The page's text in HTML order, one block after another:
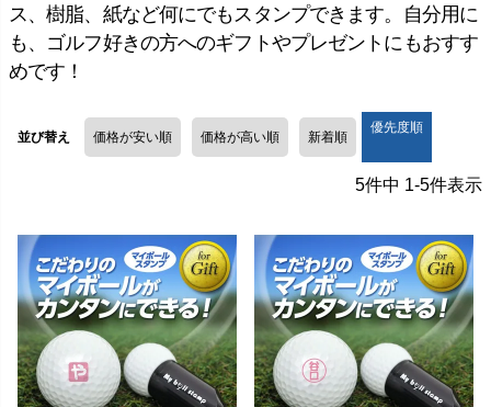
ス、樹脂、紙など何にでもスタンプできます。自分用に
も、ゴルフ好きの方へのギフトやプレゼントにもおすす
めです！
並び替え 価格が安い順 価格が高い順 新着順
優先度順
5件中 1-5件表示